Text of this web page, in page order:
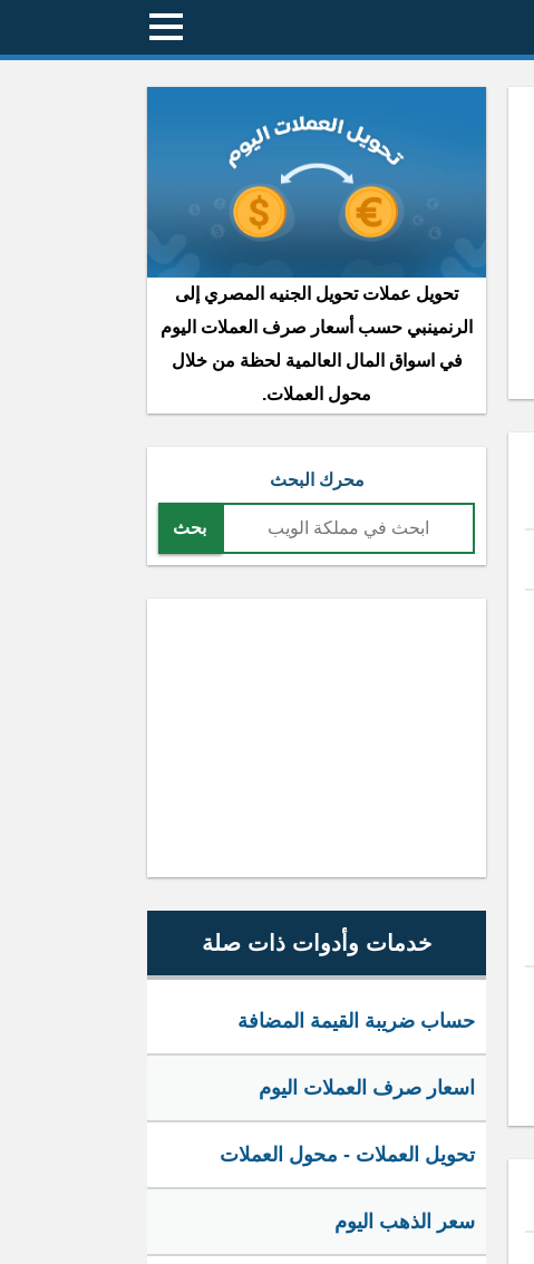
تحويل عملات تحويل الجنيه المصري إلى
الرنمينبي حسب أسعار صرف العملات اليوم
في اسواق المال العالمية لحظة من خلال
محول العملات.
محرك البحث
بحث
خدمات وأدوات ذات صلة
حساب ضريبة القيمة المضافة
اسعار صرف العملات اليوم
تحويل العملات - محول العملات
سعر الذهب اليوم